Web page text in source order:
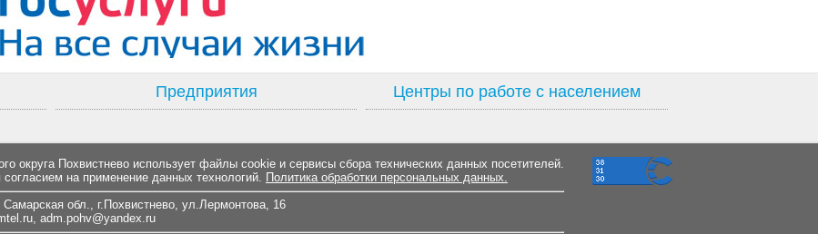
Предприятия Центры по работе с населением
округа Похвистнево использует файлы cookie и сервисы сбора технических данных посетителей.
на применение данных технологий. Политика обработки персональных данных.
Самарская обл., г.Похвистнево, ул.Лермонтова, 16
, adm.pohv@yandex.ru